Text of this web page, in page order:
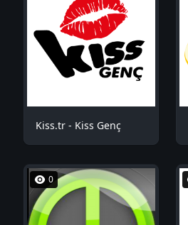
Kiss.tr - Kiss Genç
0